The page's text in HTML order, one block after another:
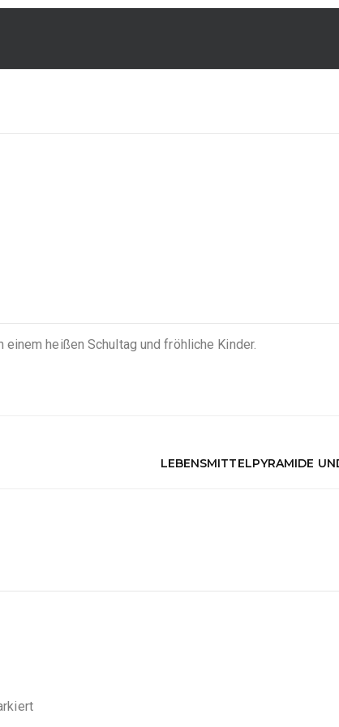
heißen Schultag und fröhliche Kinder.
LEBENSMITTELPYRAMIDE